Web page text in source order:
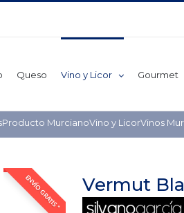
Queso Vino y Licor Gourmet
Producto MurcianoVino y LicorVinos
ENVÍO GRATIS * Vermut